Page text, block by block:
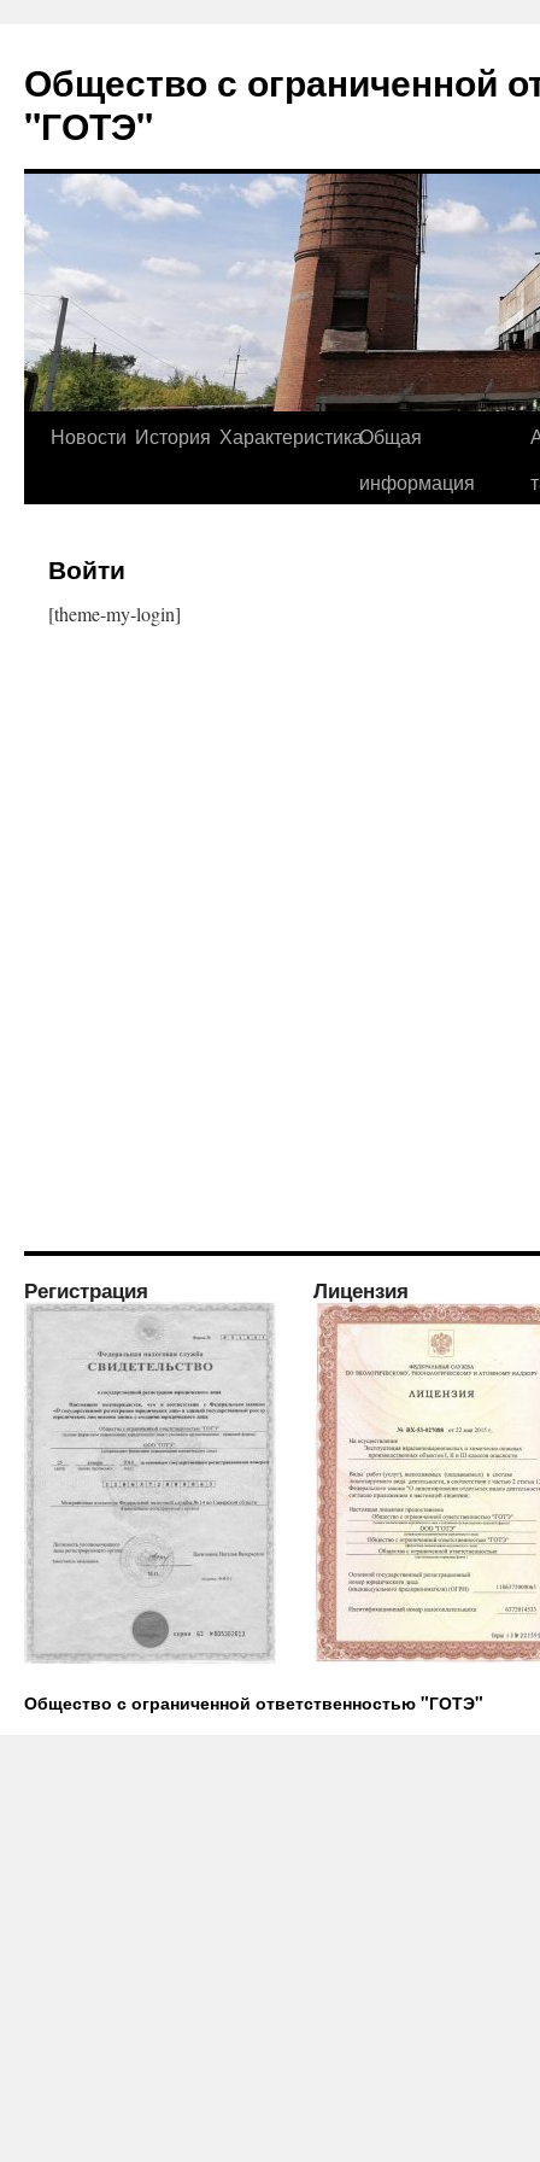
содержимому
Общество с ограниченной
"ГОТЭ"
Новости История ХарактеристикаОбщая
информация
Войти
[theme-my-login]
Регистрация Лицензия
Общество с ограниченной ответственностью "ГОТЭ"